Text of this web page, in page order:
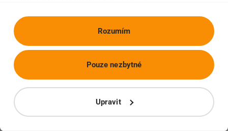
Rozumím
Upravit
Pouze nezbytné